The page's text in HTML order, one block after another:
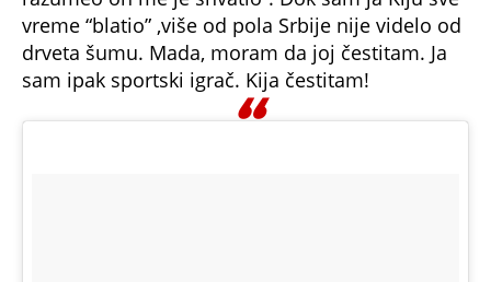
drveta šumu. Mada, moram da joj čestitam. Ja
sam ipak sportski igrač. Kija čestitam!